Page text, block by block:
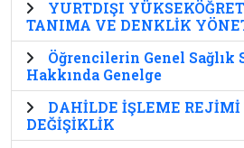
YURTDIŞI
TANIMA VE DENKLİK
Öğrencilerin Genel Sağlık
Hakkında Genelge
DAHİLDE İŞLEME REJİMİ
DEĞİŞİKLİK